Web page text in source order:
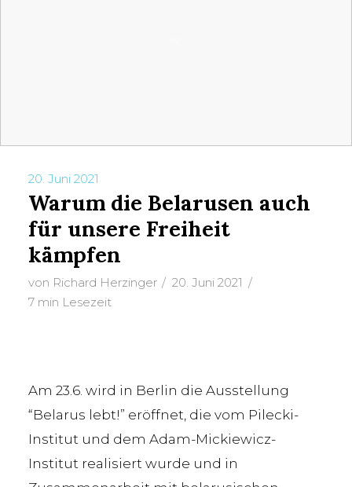
TAG
Protestbewegung
20. Juni 2021
Warum die Belarusen auch
für unsere Freiheit
kämpfen
von Richard Herzinger
20. Juni 2021
7 min Lesezeit
Am 23.6. wird in Berlin die Ausstellung
“Belarus lebt!” eröffnet, die vom Pilecki-
Institut und dem Adam-Mickiewicz-
Institut realisiert wurde und in